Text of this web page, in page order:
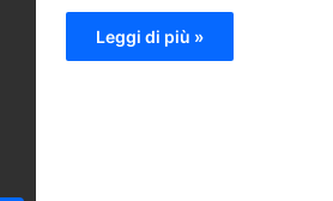
Leggi di più »